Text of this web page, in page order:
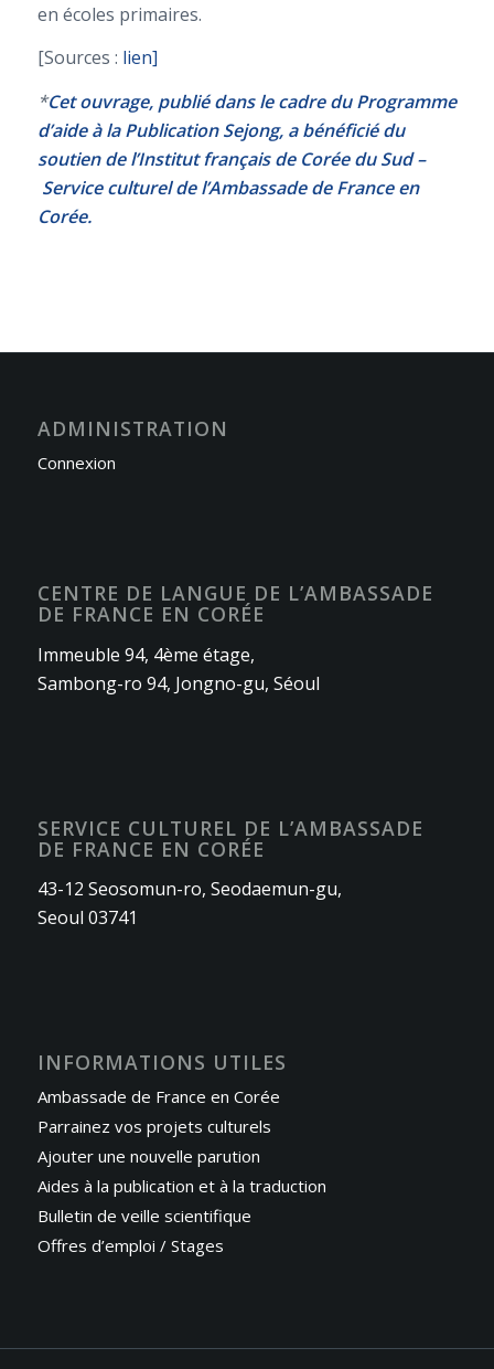
en écoles primaires.
[Sources : lien]
*Cet ouvrage, publié dans le cadre du Programme
d’aide à la Publication Sejong, a bénéficié du
soutien de l’Institut français de Corée du Sud –
Service culturel de l’Ambassade de France en
Corée.
ADMINISTRATION
Connexion
CENTRE DE LANGUE DE L’AMBASSADE
DE FRANCE EN CORÉE
Immeuble 94, 4ème étage,
Sambong-ro 94, Jongno-gu, Séoul
SERVICE CULTUREL DE L’AMBASSADE
DE FRANCE EN CORÉE
43-12 Seosomun-ro, Seodaemun-gu,
Seoul 03741
INFORMATIONS UTILES
Ambassade de France en Corée
Parrainez vos projets culturels
Ajouter une nouvelle parution
Aides à la publication et à la traduction
Bulletin de veille scientifique
Offres d’emploi / Stages